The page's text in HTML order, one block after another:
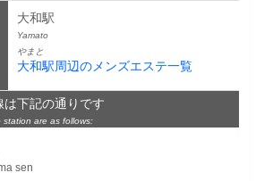
大和駅
Yamato
やまと
大和駅周辺のメンズエステ一覧
下記の通りです
station are as follows:
sen